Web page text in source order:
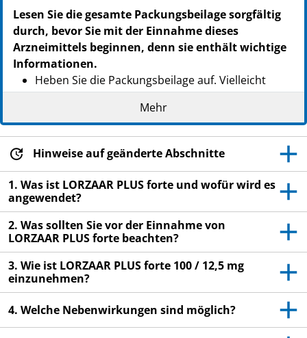
Lesen Sie die gesamte Packungsbeilage sorgfältig
durch, bevor Sie mit der Einnahme dieses
Arzneimittels beginnen, denn sie enthält wichtige
Informationen.
Heben Sie die Packungsbeilage auf. Vielleicht
benötigen Sie diese später nochmals.
Wenn Sie weitere Fragen haben, wenden Sie sich
an Ihren Arzt, Apotheker oder das medizinische
Fachpersonal.
Dieses Arzneimittel wurde Ihnen persönlich
verschrieben. Geben Sie es nicht an Dritte weiter.
Es kann anderen Menschen schaden, auch wenn
diese vermeintlich die gleichen Beschwerden
haben wie Sie.
Wenn Sie Nebenwirkungen bemerken, wenden Sie
sich an Ihren Arzt, Apotheker oder das
medizinische Fachpersonal. Dies gilt auch für
Nebenwirkungen, die nicht in dieser
Packungsbeilage angegeben sind. Siehe Abschnitt
Mehr
Hinweise auf geänderte Abschnitte
1. Was ist LORZAAR PLUS forte und wofür wird es
angewendet?
2. Was sollten Sie vor der Einnahme von
LORZAAR PLUS forte beachten?
3. Wie ist LORZAAR PLUS forte 100 / 12,5 mg
einzunehmen?
4. Welche Nebenwirkungen sind möglich?